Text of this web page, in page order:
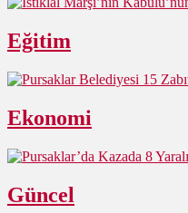
Eğitim
Ekonomi
Güncel